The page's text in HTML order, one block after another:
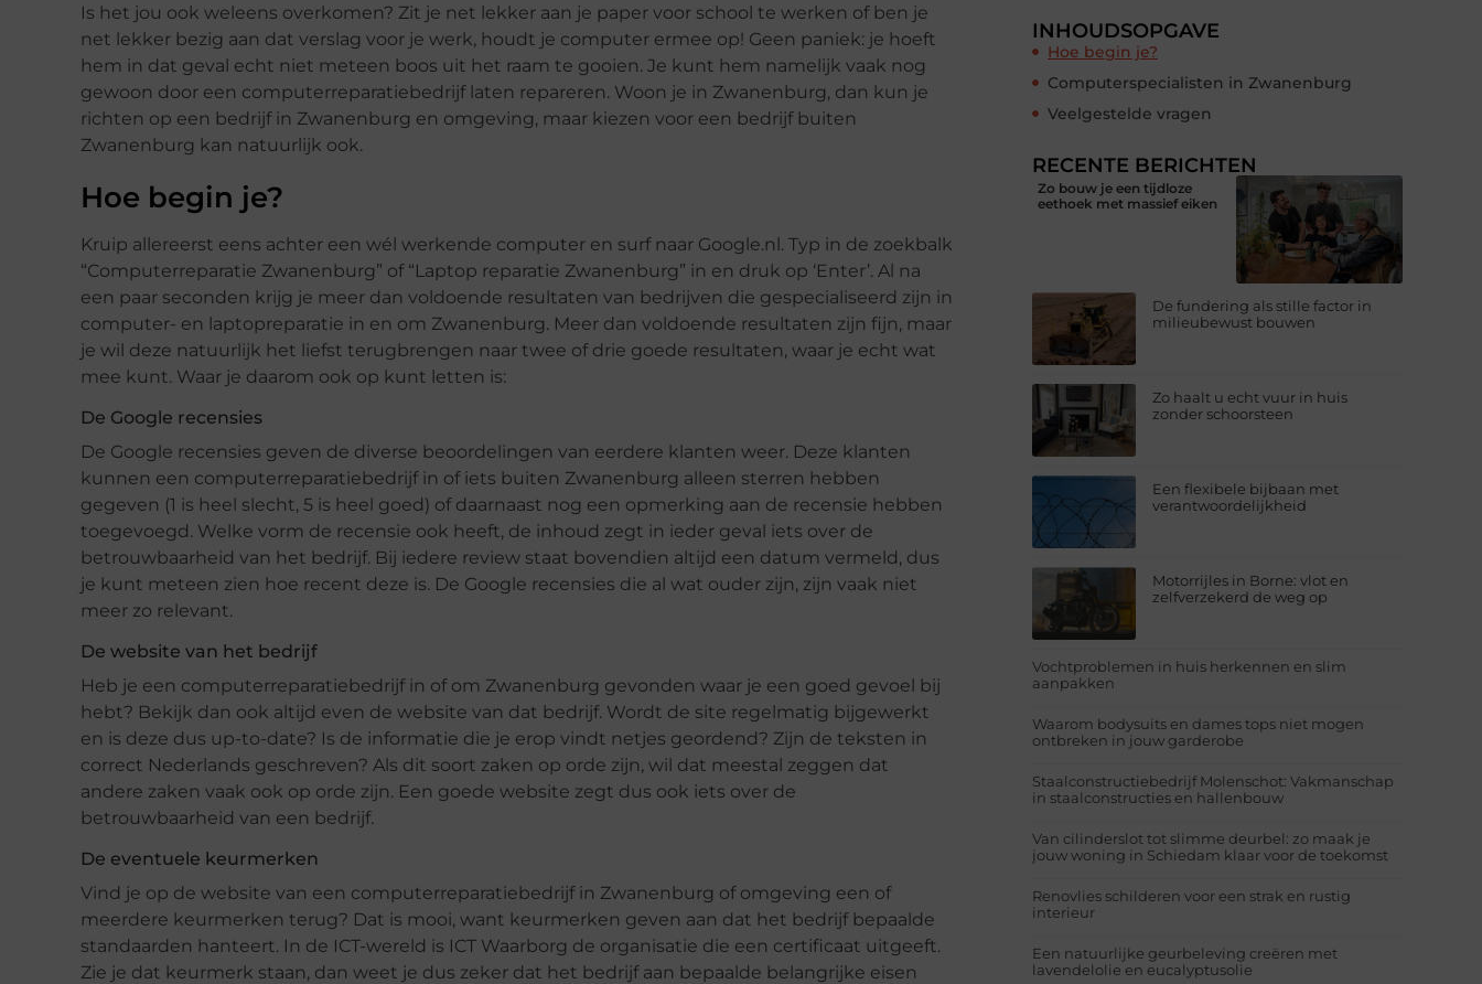
Is het jou ook weleens overkomen? Zit je net lekker aan je paper voor school te werken of ben je
net lekker bezig aan dat verslag voor je werk, houdt je computer ermee op! Geen paniek: je hoeft
hem in dat geval echt niet meteen boos uit het raam te gooien. Je kunt hem namelijk vaak nog
gewoon door een computerreparatiebedrijf laten repareren. Woon je in Zwanenburg, dan kun je
richten op een bedrijf in Zwanenburg en omgeving, maar kiezen voor een bedrijf buiten
Zwanenburg kan natuurlijk ook.
Hoe begin je?
Kruip allereerst eens achter een wél werkende computer en surf naar Google.nl. Typ in de zoekbalk
“Computerreparatie Zwanenburg” of “Laptop reparatie Zwanenburg” in en druk op ‘Enter’. Al na
een paar seconden krijg je meer dan voldoende resultaten van bedrijven die gespecialiseerd zijn in
computer- en laptopreparatie in en om Zwanenburg. Meer dan voldoende resultaten zijn fijn, maar
je wil deze natuurlijk het liefst terugbrengen naar twee of drie goede resultaten, waar je echt wat
mee kunt. Waar je daarom ook op kunt letten is:
De Google recensies
De Google recensies geven de diverse beoordelingen van eerdere klanten weer. Deze klanten
kunnen een computerreparatiebedrijf in of iets buiten Zwanenburg alleen sterren hebben
gegeven (1 is heel slecht, 5 is heel goed) of daarnaast nog een opmerking aan de recensie hebben
toegevoegd. Welke vorm de recensie ook heeft, de inhoud zegt in ieder geval iets over de
betrouwbaarheid van het bedrijf. Bij iedere review staat bovendien altijd een datum vermeld, dus
je kunt meteen zien hoe recent deze is. De Google recensies die al wat ouder zijn, zijn vaak niet
meer zo relevant.
De website van het bedrijf
Heb je een computerreparatiebedrijf in of om Zwanenburg gevonden waar je een goed gevoel bij
hebt? Bekijk dan ook altijd even de website van dat bedrijf. Wordt de site regelmatig bijgewerkt
en is deze dus up-to-date? Is de informatie die je erop vindt netjes geordend? Zijn de teksten in
correct Nederlands geschreven? Als dit soort zaken op orde zijn, wil dat meestal zeggen dat
andere zaken vaak ook op orde zijn. Een goede website zegt dus ook iets over de
betrouwbaarheid van een bedrijf.
De eventuele keurmerken
Vind je op de website van een computerreparatiebedrijf in Zwanenburg of omgeving een of
meerdere keurmerken terug? Dat is mooi, want keurmerken geven aan dat het bedrijf bepaalde
standaarden hanteert. In de ICT-wereld is ICT Waarborg de organisatie die een certificaat uitgeeft.
Zie je dat keurmerk staan, dan weet je dus zeker dat het bedrijf aan bepaalde belangrijke eisen
INHOUDSOPGAVE
Hoe begin je?
Computerspecialisten in Zwanenburg
Veelgestelde vragen
RECENTE BERICHTEN
Zo bouw je een tijdloze
eethoek met massief eiken
De fundering als stille factor in
milieubewust bouwen
Zo haalt u echt vuur in huis
zonder schoorsteen
Een flexibele bijbaan met
verantwoordelijkheid
Motorrijles in Borne: vlot en
zelfverzekerd de weg op
Vochtproblemen in huis herkennen en slim
aanpakken
Waarom bodysuits en dames tops niet mogen
ontbreken in jouw garderobe
Staalconstructiebedrijf Molenschot: Vakmanschap
in staalconstructies en hallenbouw
Van cilinderslot tot slimme deurbel: zo maak je
jouw woning in Schiedam klaar voor de toekomst
Renovlies schilderen voor een strak en rustig
interieur
Een natuurlijke geurbeleving creëren met
lavendelolie en eucalyptusolie